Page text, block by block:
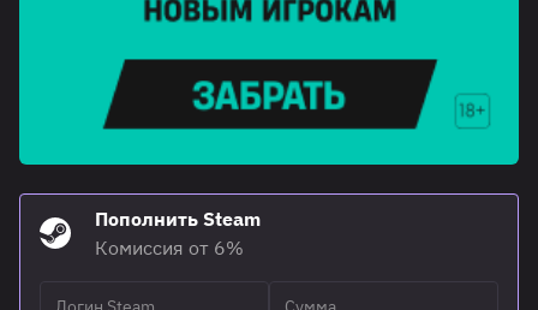
Пополнить Steam
Комиссия от 6%